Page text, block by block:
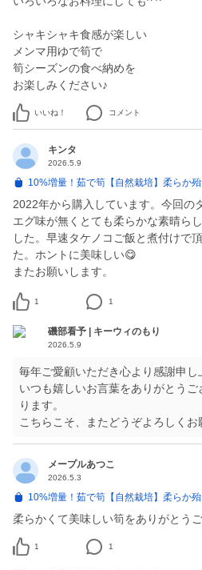
シャキシャキ食感が楽しい
メンマ用ゆで筍で
筍シーズンの食べ納めを
お楽しみください♪
いいね！ コメント
キンタ
2026.5.9
10%増量！茹で筍【自然栽培】柔らか
2022年から購入しています。今回の
エグ味が無くとても柔らかな素晴ら
した。早速タケノコご飯と煮付けで
た。ホントに美味しい😋
またお願いします。
1 1
磯部看予 | キーウィのもり
2026.5.9
毎年ご愛顧いただき心より感謝申し
いつも嬉しいお言葉をありがとう
ります。
こちらこそ、またどうぞよろしくお
メープルあつこ
2026.5.3
10%増量！茹で筍【自然栽培】柔らか
柔らかくて美味しい筍をありがとうご
1 1